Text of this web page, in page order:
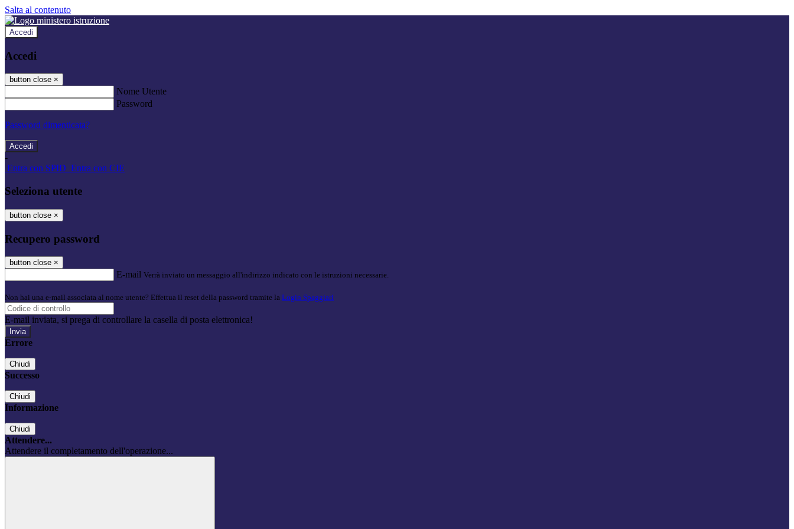
Salta al contenuto
Accedi
Accedi
button close ×
Nome Utente
Password
Password dimenticata?
-
Entra con SPID Entra con CIE
Seleziona utente
button close ×
Recupero password
button close ×
E-mail Verrà inviato un messaggio all'indirizzo indicato con le istruzioni necessarie.
Non hai una e-mail associata al nome utente? Effettua il reset della password tramite la Login Spaggiari
E-mail inviata, si prega di controllare la casella di posta elettronica!
Errore
Chiudi
Successo
Chiudi
Informazione
Chiudi
Attendere...
Attendere il completamento dell'operazione...